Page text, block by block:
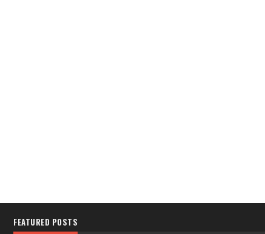
FEATURED POSTS